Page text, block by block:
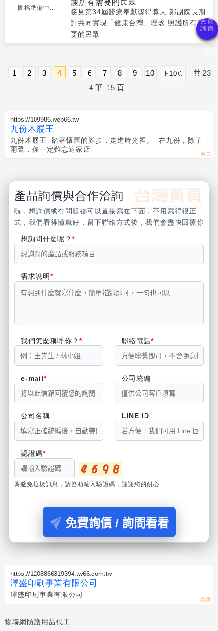
圖檔準備中...
護所有需要的民眾
接見第34屆醫療奉獻獎得獎人 鄭副院長期
許共同實現「健康台灣」理念 照護所有需
要的民眾
1 2 3 4 5 6 7 8 9 10 下10頁 共 23
4 筆 15 頁
https://109986.web66.tw
九份木屐王
九份木屐王 踏著懷舊的腳步，走進時光裡。 在九份，除了
雨聲，你一定難忘這家店-
產品詢價與合作洽詢
嗨，想詢價或有問題都可以直接寫在下面，不用寫得很正
式，我們看得懂就好，留下聯絡方式後，我們會盡快回覆你
想詢問什麼呢？
需求說明
我們怎麼稱呼你？ 聯絡電話
e-mail 公司統編
公司名稱 LINE ID
認證碼
為避免垃圾訊息，請協助輸入驗證碼，謝謝您的耐心
免費詢價 / 詢問看看
https://1208866319394.tw66.com.tw
澤盛印刷事業有限公司
澤盛印刷事業有限公司
物聯網防護用品代工